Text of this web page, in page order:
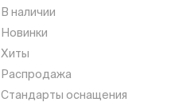
В наличии
Новинки
Хиты
Распродажа
Стандарты оснащения